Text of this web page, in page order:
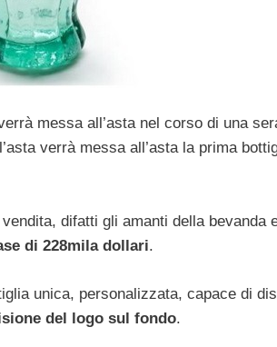
messa all’asta nel corso di una
verrà messa all’asta la prima
vendita, difatti gli amanti della bevanda
di 228mila dollari.
unica, personalizzata, capace di
del logo sul fondo.